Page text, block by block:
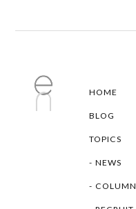
HOME
BLOG
TOPICS
NEWS
COLUMN